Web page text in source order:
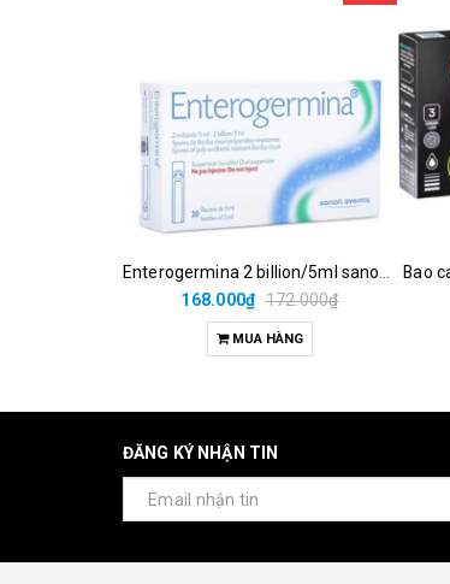
168.000₫ 172.000₫
MUA HÀNG
Bao
ĐĂNG KÝ NHẬN TIN